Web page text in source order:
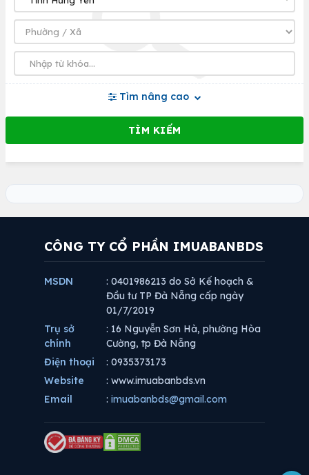
Tìm nâng cao
CÔNG TY CỔ PHẦN IMUABANBDS
MSDN
: 0401986213 do Sở Kế hoạch &
Đầu tư TP Đà Nẵng cấp ngày
01/7/2019
Trụ sở
chính
: 16 Nguyễn Sơn Hà, phường Hòa
Cường, tp Đà Nẵng
Điện thoại
: 0935373173
Website
: www.imuabanbds.vn
Email
: imuabanbds@gmail.com